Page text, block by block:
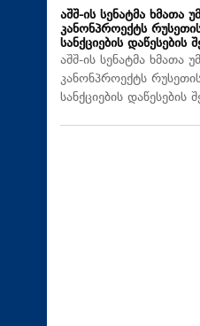
აშშ-ის სენატმა ხმათა
კანონპროექტს
სანქციების დაწესების
აშშ-ის სენატმა ხმათა
კანონპროექტს
სანქციების დაწესების